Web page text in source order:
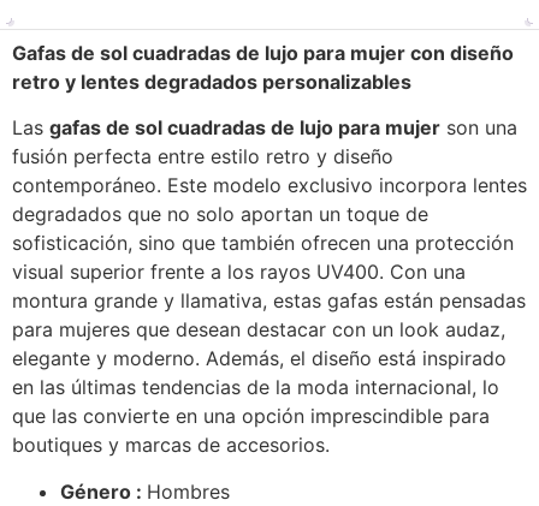
Gafas de sol cuadradas de lujo para mujer con diseño
retro y lentes degradados personalizables
Las gafas de sol cuadradas de lujo para mujer son una
fusión perfecta entre estilo retro y diseño
contemporáneo. Este modelo exclusivo incorpora lentes
degradados que no solo aportan un toque de
sofisticación, sino que también ofrecen una protección
visual superior frente a los rayos UV400. Con una
montura grande y llamativa, estas gafas están pensadas
para mujeres que desean destacar con un look audaz,
elegante y moderno. Además, el diseño está inspirado
en las últimas tendencias de la moda internacional, lo
que las convierte en una opción imprescindible para
boutiques y marcas de accesorios.
Género : Hombres